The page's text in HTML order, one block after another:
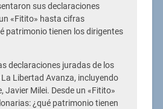
sus declaraciones
«Fitito» hasta cifras
patrimonio tienen los dirigentes
declaraciones juradas de los
Libertad Avanza, incluyendo
Javier Milei. Desde un «Fitito»
¿qué patrimonio tienen